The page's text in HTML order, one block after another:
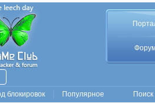
блокировок Популярное Поиск